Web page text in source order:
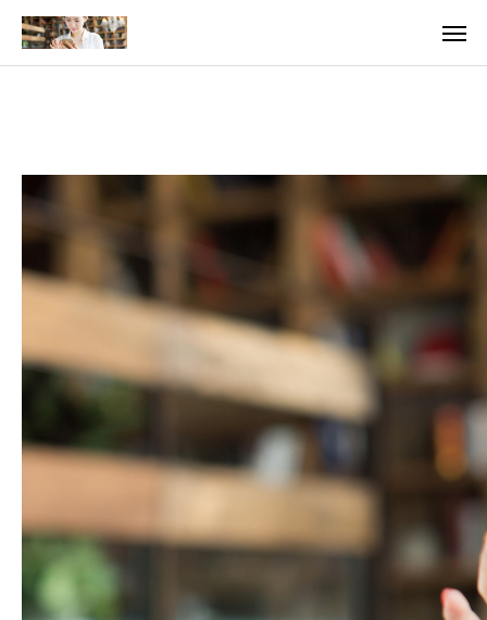
アクセス
成婚までの流れ
よくあるご質問
ブログ
お問い合わせ